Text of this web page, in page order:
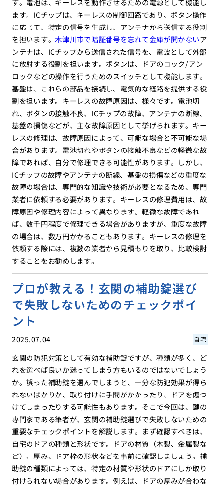
す。電池は、キーレスを動作させるための電源として機能し
ます。ICチップは、キーレスの制御回路であり、ボタン操作
に応じて、特定の信号を生成し、アンテナから送信する役割
を担います。木津川市で暗証番号を忘れて金庫が開かないア
ンテナは、ICチップから送信された信号を、電波として外部
に放射する役割を担います。ボタンは、ドアのロック/アン
ロックなどの操作を行うためのスイッチとして機能します。
基盤は、これらの部品を接続し、電気的な経路を提供する役
割を担います。キーレスの故障原因は、様々です。電池切
れ、ボタンの接触不良、ICチップの故障、アンテナの断線、
基盤の損傷などが、主な故障原因として挙げられます。キー
レスの修理は、故障原因によって、可能な場合と不可能な場
合があります。電池切れやボタンの接触不良などの軽微な故
障であれば、自分で修理できる可能性があります。しかし、
ICチップの故障やアンテナの断線、基盤の損傷などの重度な
故障の場合は、専門的な知識や技術が必要となるため、専門
業者に依頼する必要があります。キーレスの修理費用は、故
障原因や修理内容によって異なります。軽微な故障であれ
ば、数千円程度で修理できる場合がありますが、重度な故障
の場合は、数万円かかることもあります。キーレスの修理を
依頼する際には、複数の業者から見積もりを取り、比較検討
することをお勧めします。
プロが教える！玄関の補助錠選び
で失敗しないためのチェックポイ
ント
2025.07.04 自宅
玄関の防犯対策として有効な補助錠ですが、種類が多く、ど
れを選べば良いか迷ってしまう方もいるのではないでしょう
か。誤った補助錠を選んでしまうと、十分な防犯効果が得ら
れないばかりか、取り付けに手間がかかったり、ドアを傷つ
けてしまったりする可能性もあります。そこで今回は、鍵の
専門家である筆者が、玄関の補助錠選びで失敗しないための
重要なチェックポイントを解説します。まず確認すべきは、
自宅のドアの種類と形状です。ドアの材質（木製、金属製な
ど）、厚み、ドア枠の形状などを事前に確認しましょう。補
助錠の種類によっては、特定の材質や形状のドアにしか取り
付けられない場合があります。例えば、ドアの厚みが合わな